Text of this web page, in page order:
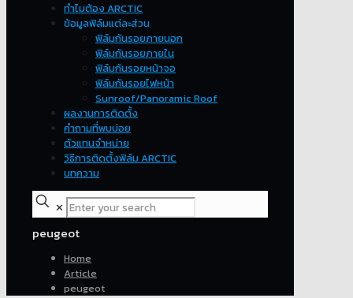
ทำไมต้อง ARCTIC
ข้อมูลฟิล์มแต่ละส่วน
ฟิล์มกันรอยภายนอก
ฟิล์มกันรอยภายใน
ฟิล์มกันรอยหน้าจอ
ฟิล์มกันรอยไฟหน้า
Sunroof/Panoramic Roof
ผลงานการติดตั้ง
คำถามที่พบบ่อย
ตัวแทนจำหน่าย
วิธีการติดตั้งฟิล์ม ARCTIC
บทความ
✕
peugeot
Home
Article
peugeot